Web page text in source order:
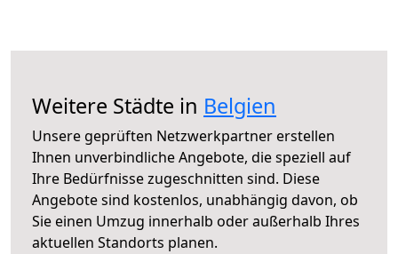
Weitere Städte in Belgien
Unsere geprüften Netzwerkpartner erstellen
Ihnen unverbindliche Angebote, die speziell auf
Ihre Bedürfnisse zugeschnitten sind. Diese
Angebote sind kostenlos, unabhängig davon, ob
Sie einen Umzug innerhalb oder außerhalb Ihres
aktuellen Standorts planen.